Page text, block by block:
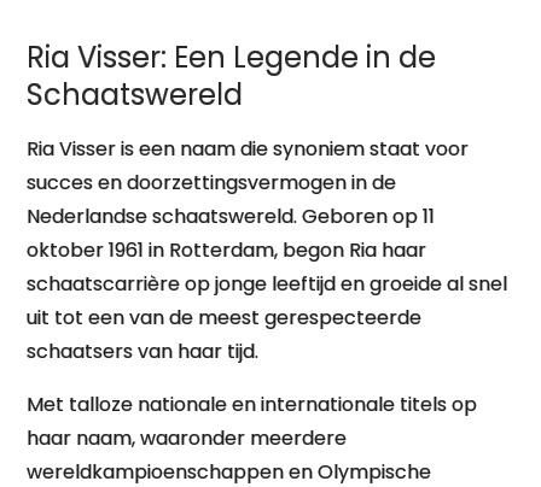
Ria Visser: Een Legende in de
Schaatswereld
Ria Visser is een naam die synoniem staat voor
succes en doorzettingsvermogen in de
Nederlandse schaatswereld. Geboren op 11
oktober 1961 in Rotterdam, begon Ria haar
schaatscarrière op jonge leeftijd en groeide al snel
uit tot een van de meest gerespecteerde
schaatsers van haar tijd.
Met talloze nationale en internationale titels op
haar naam, waaronder meerdere
wereldkampioenschappen en Olympische